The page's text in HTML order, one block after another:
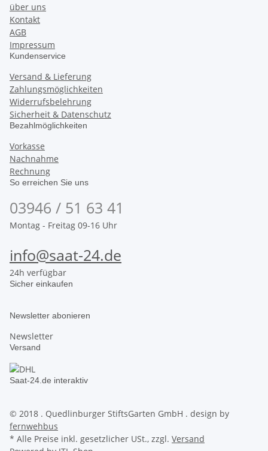
über uns
Kontakt
AGB
Impressum
Kundenservice
Versand & Lieferung
Zahlungsmöglichkeiten
Widerrufsbelehrung
Sicherheit & Datenschutz
Bezahlmöglichkeiten
Vorkasse
Nachnahme
Rechnung
So erreichen Sie uns
03946 / 51 63 41
Montag - Freitag 09-16 Uhr
info@saat-24.de
24h verfügbar
Sicher einkaufen
Newsletter abonieren
Newsletter
Versand
Saat-24.de interaktiv
© 2018 . Quedlinburger StiftsGarten GmbH . design by
fernwehbus
* Alle Preise inkl. gesetzlicher USt., zzgl. Versand